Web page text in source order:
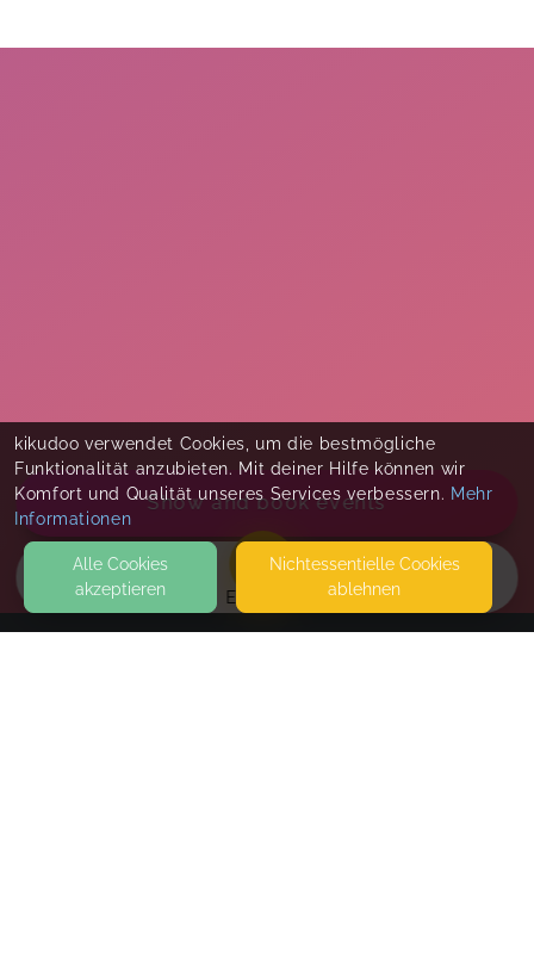
EVENTS
Show and book events
kikudoo verwendet Cookies, um die bestmögliche
Funktionalität anzubieten. Mit deiner Hilfe können wir
Komfort und Qualität unseres Services verbessern. Mehr
Informationen
Alle Cookies
akzeptieren
Nicht­essentielle Cookies
ablehnen